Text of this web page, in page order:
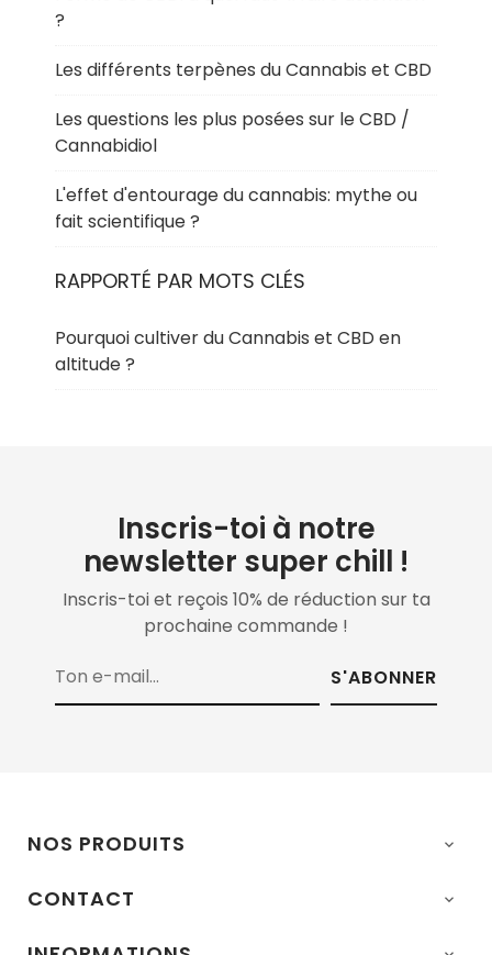
?
Les différents terpènes du Cannabis et CBD
Les questions les plus posées sur le CBD /
Cannabidiol
L'effet d'entourage du cannabis: mythe ou
fait scientifique ?
RAPPORTÉ PAR MOTS CLÉS
Pourquoi cultiver du Cannabis et CBD en
altitude ?
Inscris-toi à notre
newsletter super chill !
Inscris-toi et reçois 10% de réduction sur ta
prochaine commande !
S'ABONNER
NOS PRODUITS 
CONTACT 